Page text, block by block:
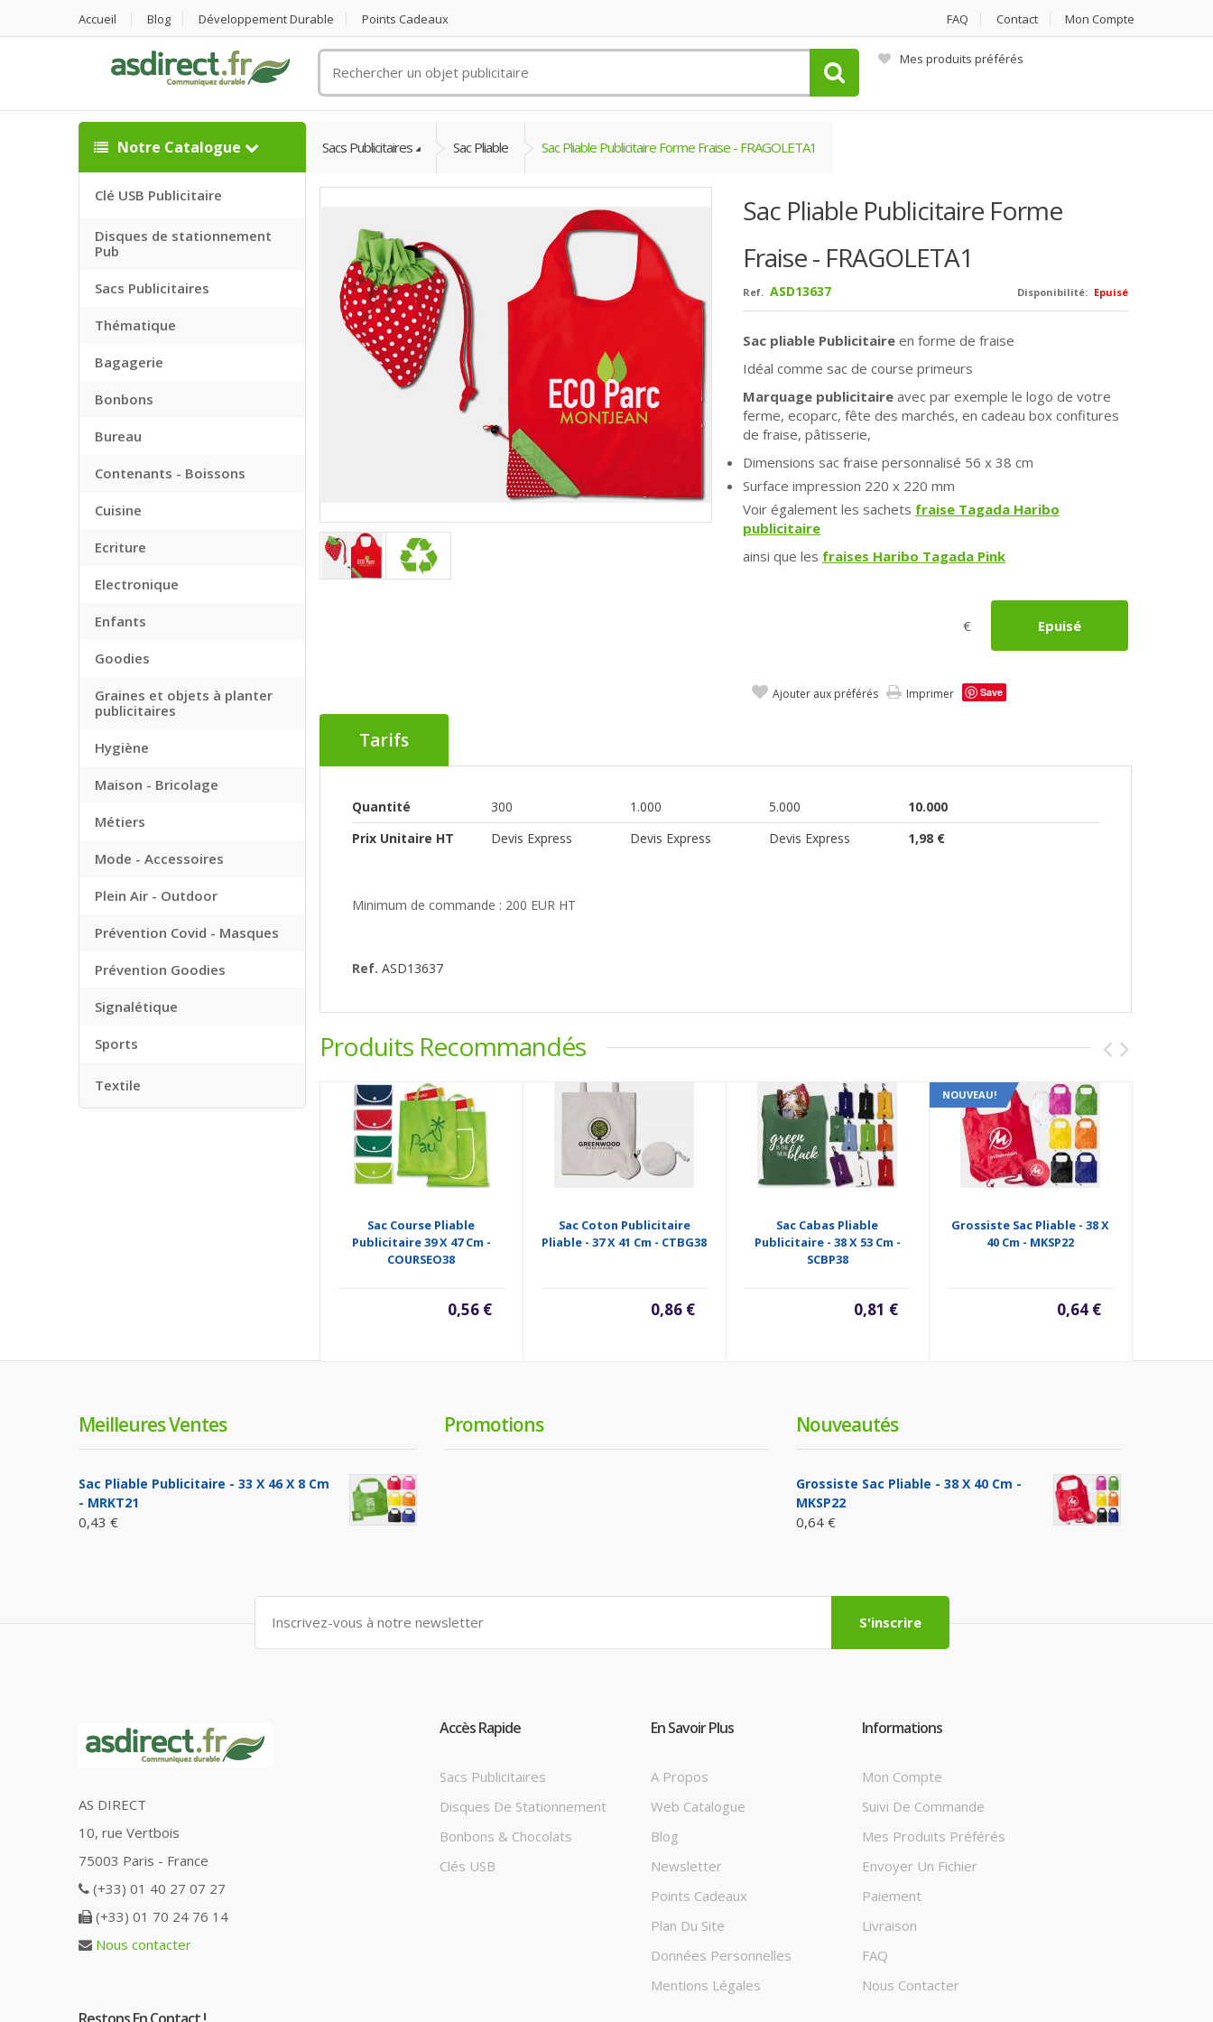
Accueil Blog Développement Durable Points Cadeaux FAQ Contact Mon Compte
un
objet
publicitaire
Mes produits préférés
Notre Catalogue
Clé USB Publicitaire
Disques de stationnement
Pub
Sacs Publicitaires
Thématique
Bagagerie
Bonbons
Bureau
Contenants - Boissons
Cuisine
Ecriture
Electronique
Enfants
Goodies
Graines et objets à planter
publicitaires
Hygiène
Maison - Bricolage
Métiers
Mode - Accessoires
Plein Air - Outdoor
Prévention Covid - Masques
Prévention Goodies
Signalétique
Sports
Textile
Sacs Publicitaires Sac Pliable Sac Pliable Publicitaire Forme Fraise - FRAGOLETA1
Sac Pliable Publicitaire Forme
Fraise - FRAGOLETA1
Disponibilité: Epuisé
Ref. ASD13637
Sac pliable Publicitaire en forme de fraise
Idéal comme sac de course primeurs
Marquage publicitaire avec par exemple le logo de votre
ferme, ecoparc, fête des marchés, en cadeau box confitures
de fraise, pâtisserie,
Dimensions sac fraise personnalisé 56 x 38 cm
Surface impression 220 x 220 mm
Voir également les sachets fraise Tagada Haribo
publicitaire
ainsi que les fraises Haribo Tagada Pink
€ Epuisé
Ajouter aux préférés Imprimer Save
Tarifs
Quantité 300 1.000 5.000
10.000
Prix Unitaire HT
Devis Express Devis Express Devis Express 1,98 €
Minimum de commande : 200 EUR HT
Ref. ASD13637
Produits Recommandés
Sac Course Pliable
Publicitaire 39 X 47 Cm -
COURSEO38
0,56 €
Sac Coton Publicitaire
Pliable - 37 X 41 Cm - CTBG38
0,86 €
Sac Cabas Pliable
Publicitaire - 38 X 53 Cm -
SCBP38
0,81 €
NOUVEAU!
Grossiste Sac Pliable - 38 X
40 Cm - MKSP22
0,64 €
Meilleures Ventes
Sac Pliable Publicitaire - 33 X 46 X 8 Cm
- MRKT21
0,43 €
Promotions Nouveautés
Grossiste Sac Pliable - 38 X 40 Cm -
MKSP22
0,64 €
S'inscrire
AS DIRECT
10, rue Vertbois
75003 Paris - France
(+33) 01 40 27 07 27
(+33) 01 70 24 76 14
Nous contacter
Accès Rapide
Sacs Publicitaires
Disques De Stationnement
Bonbons & Chocolats
Clés USB
En Savoir Plus
A Propos
Web Catalogue
Blog
Newsletter
Points Cadeaux
Plan Du Site
Données Personnelles
Mentions Légales
Informations
Mon Compte
Suivi De Commande
Mes Produits Préférés
Envoyer Un Fichier
Paiement
Livraison
FAQ
Nous Contacter